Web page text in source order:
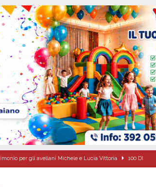
per gli avellani Michele e Lucia Vittoria 100 DI